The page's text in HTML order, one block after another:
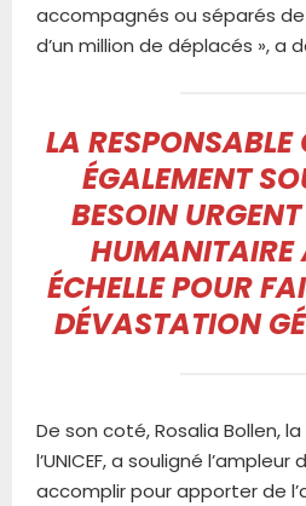
accompagnés ou séparés
d’un million de déplacés », a
LA
ÉGALEMENT
BESOIN
HUMANITAIRE
ÉCHELLE POUR
DÉVASTATION
De son coté, Rosalia Bollen,
l’UNICEF, a souligné
accomplir pour apporter de